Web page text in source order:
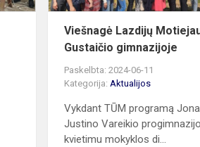
Viešnagė Lazdijų
Gustaičio gimnazijoje
Paskelbta: 2024-06-11
Kategorija:Aktualijos
Vykdant TŪM programą
Justino Vareikio
kvietimu mokyklos di...